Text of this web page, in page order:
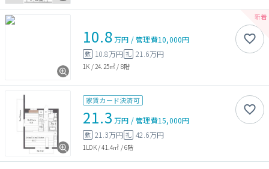
10.8万円 /管理費10,000円
敷 10.8万円 礼 21.6万円
1K / 24.25㎡ / 8階
家賃カード決済可
21.3 万円 /管理費15,000円
敷 21.3万円 礼 42.6万円
1LDK/41.4㎡ /6階